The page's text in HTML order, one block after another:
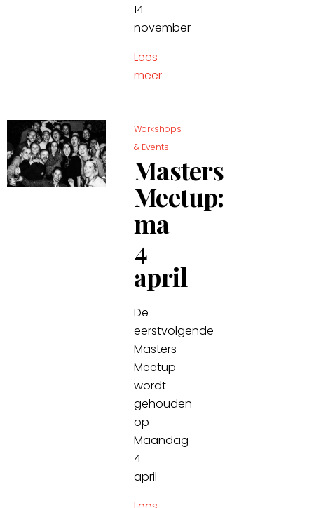
14
november
Lees
meer
Workshops
& Events
Masters
Meetup:
ma
4
april
De
eerstvolgende
Masters
Meetup
wordt
gehouden
op
Maandag
4
april